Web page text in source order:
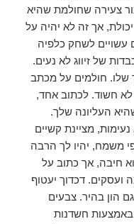
צעירה שחולמת שהיא
אך זה לא יהיה על
עשויים לשחק כלפיה
של זיווג לא נעים.
שלו. חולמים על מכתב
לא חשוד. לכתוב אחד,
העליונה שלך.
מציינת קשיים
משמח, יהיו לך הרבה
חיבה, אך כתוב על
ועסקים. דכדוך יעטוף
הון בהיר. צבעים
חשדנות